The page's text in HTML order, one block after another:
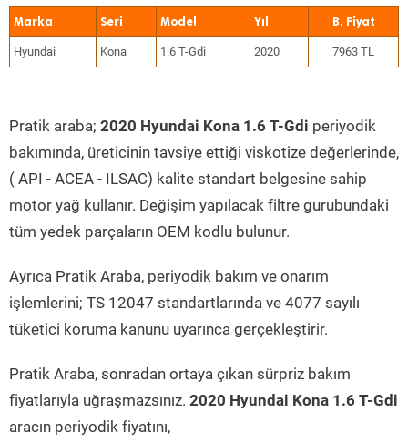
Marka Seri Model Yıl
Hyundai Kona 1.6 T-Gdi 2020 7963 TL
Pratik araba; 2020 Hyundai Kona 1.6 T-Gdi periyodik
bakımında, üreticinin tavsiye ettiği viskotize değerlerinde,
( API - ACEA - ILSAC) kalite standart belgesine sahip
motor yağ kullanır. Değişim yapılacak filtre gurubundaki
tüm yedek parçaların OEM kodlu bulunur.
Ayrıca Pratik Araba, periyodik bakım ve onarım
işlemlerini; TS 12047 standartlarında ve 4077 sayılı
tüketici koruma kanunu uyarınca gerçekleştirir.
Pratik Araba, sonradan ortaya çıkan sürpriz bakım
fiyatlarıyla uğraşmazsınız. 2020 Hyundai Kona 1.6 T-Gdi
aracın periyodik fiyatını,